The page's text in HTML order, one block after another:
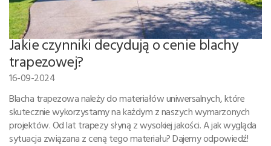
Jakie czynniki decydują o cenie blachy
trapezowej?
16-09-2024
Blacha trapezowa należy do materiałów uniwersalnych, które
skutecznie wykorzystamy na każdym z naszych wymarzonych
projektów. Od lat trapezy słyną z wysokiej jakości. A jak wygląda
sytuacja związana z ceną tego materiału? Dajemy odpowiedź!